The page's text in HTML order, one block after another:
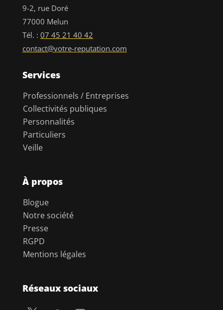
9-2, rue Doré
77000 Melun
Tél. : 07 45 21 40 42
contact@votre-reputation.com
Services
Professionnels / Entreprises
Collectivités publiques
Personnalités
Particuliers
Veille
À propos
Blogue
Notre société
Presse
RGPD
Mentions légales
Réseaux sociaux